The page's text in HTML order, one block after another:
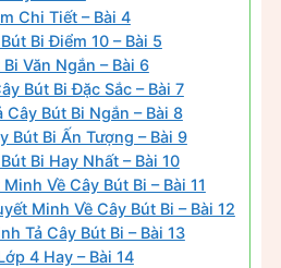
Chi Tiết – Bài 4
Bi Điểm 10 – Bài 5
Văn Ngắn – Bài 6
Bút Bi Đặc Sắc – Bài 7
Cây Bút Bi Ngắn – Bài 8
Bút Bi Ấn Tượng – Bài 9
Bi Hay Nhất – Bài 10
Về Cây Bút Bi – Bài 11
Minh Về Cây Bút Bi – Bài 12
Tả Cây Bút Bi – Bài 13
4 Hay – Bài 14